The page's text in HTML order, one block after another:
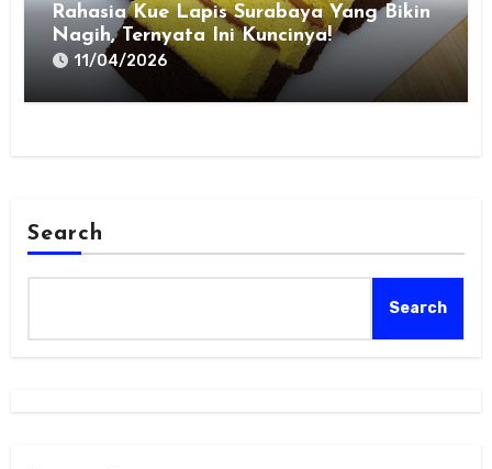
Rahasia Kue Lapis Surabaya Yang Bikin
Nagih, Ternyata Ini Kuncinya!
11/04/2026
Search
Search